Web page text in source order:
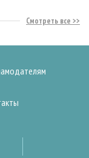
Смотреть все